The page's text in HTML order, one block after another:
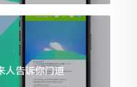
人告诉你门道